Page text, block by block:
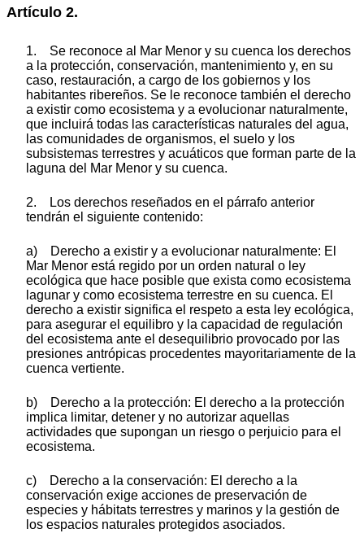
Artículo 2.
1. Se reconoce al Mar Menor y su cuenca los derechos
a la protección, conservación, mantenimiento y, en su
caso, restauración, a cargo de los gobiernos y los
habitantes ribereños. Se le reconoce también el derecho
a existir como ecosistema y a evolucionar naturalmente,
que incluirá todas las características naturales del agua,
las comunidades de organismos, el suelo y los
subsistemas terrestres y acuáticos que forman parte de la
laguna del Mar Menor y su cuenca.
2. Los derechos reseñados en el párrafo anterior
tendrán el siguiente contenido:
a) Derecho a existir y a evolucionar naturalmente: El
Mar Menor está regido por un orden natural o ley
ecológica que hace posible que exista como ecosistema
lagunar y como ecosistema terrestre en su cuenca. El
derecho a existir significa el respeto a esta ley ecológica,
para asegurar el equilibro y la capacidad de regulación
del ecosistema ante el desequilibrio provocado por las
presiones antrópicas procedentes mayoritariamente de la
cuenca vertiente.
b) Derecho a la protección: El derecho a la protección
implica limitar, detener y no autorizar aquellas
actividades que supongan un riesgo o perjuicio para el
ecosistema.
c) Derecho a la conservación: El derecho a la
conservación exige acciones de preservación de
especies y hábitats terrestres y marinos y la gestión de
los espacios naturales protegidos asociados.